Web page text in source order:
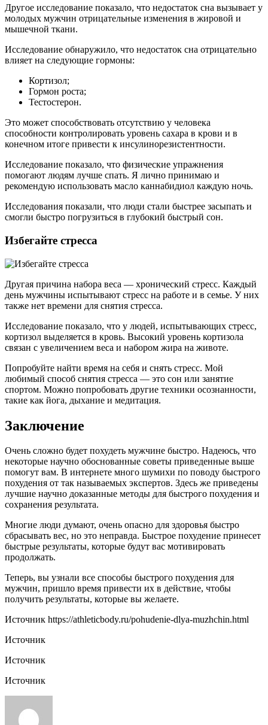
Другое исследование показало, что недостаток сна вызывает у
молодых мужчин отрицательные изменения в жировой и
мышечной ткани.
Исследование обнаружило, что недостаток сна отрицательно
влияет на следующие гормоны:
Кортизол;
Гормон роста;
Тестостерон.
Это может способствовать отсутствию у человека
способности контролировать уровень сахара в крови и в
конечном итоге привести к инсулинорезистентности.
Исследование показало, что физические упражнения
помогают людям лучше спать. Я лично принимаю и
рекомендую использовать масло каннабидиол каждую ночь.
Исследования показали, что люди стали быстрее засыпать и
смогли быстро погрузиться в глубокий быстрый сон.
Избегайте стресса
Другая причина набора веса — хронический стресс. Каждый
день мужчины испытывают стресс на работе и в семье. У них
также нет времени для снятия стресса.
Исследование показало, что у людей, испытывающих стресс,
кортизол выделяется в кровь. Высокий уровень кортизола
связан с увеличением веса и набором жира на животе.
Попробуйте найти время на себя и снять стресс. Мой
любимый способ снятия стресса — это сон или занятие
спортом. Можно попробовать другие техники осознанности,
такие как йога, дыхание и медитация.
Заключение
Очень сложно будет похудеть мужчине быстро. Надеюсь, что
некоторые научно обоснованные советы приведенные выше
помогут вам. В интернете много шумихи по поводу быстрого
похудения от так называемых экспертов. Здесь же приведены
лучшие научно доказанные методы для быстрого похудения и
сохранения результата.
Многие люди думают, очень опасно для здоровья быстро
сбрасывать вес, но это неправда. Быстрое похудение принесет
быстрые результаты, которые будут вас мотивировать
продолжать.
Теперь, вы узнали все способы быстрого похудения для
мужчин, пришло время привести их в действие, чтобы
получить результаты, которые вы желаете.
Источник https://athleticbody.ru/pohudenie-dlya-muzhchin.html
Источник
Источник
Источник